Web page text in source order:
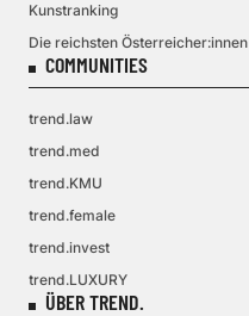
Kunstranking
Die reichsten Österreicher:innen
COMMUNITIES
trend.law
trend.med
trend.KMU
trend.female
trend.invest
trend.LUXURY
ÜBER TREND.